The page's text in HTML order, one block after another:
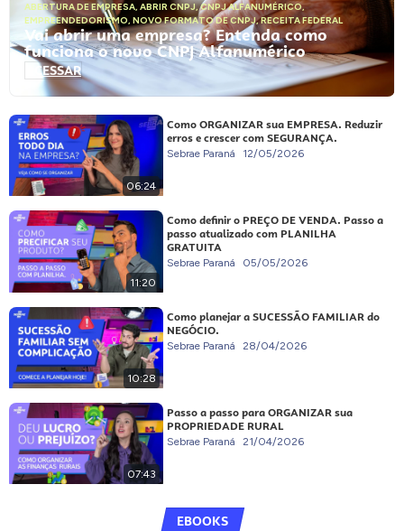
ABERTURA DE EMPRESA, ABRIR CNPJ,CNPJ ALFANUMÉRICO,
EMPREENDEDORISMO, NOVO FORMATO DE CNPJ,RECEITA FEDERAL
Vai abrir uma empresa? Entenda como
funciona o novo CNPJ Alfanumérico
ACESSAR
06:24
Como ORGANIZAR sua EMPRESA. Reduzir
erros e crescer com SEGURANÇA.
Sebrae Paraná 12/05/2026
11:20
Como definir o PREÇO DE VENDA. Passo a
passo atualizado com PLANILHA
GRATUITA
Sebrae Paraná 05/05/2026
10:28
Como planejar a SUCESSÃO FAMILIAR do
NEGÓCIO.
Sebrae Paraná 28/04/2026
07:43
Passo a passo para ORGANIZAR sua
PROPRIEDADE RURAL
Sebrae Paraná 21/04/2026
EBOOKS